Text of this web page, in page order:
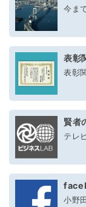
今ま
表彰
表彰
賢者
テレ
小野